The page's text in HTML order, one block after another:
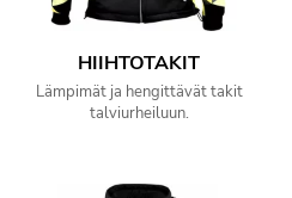
HIIHTOTAKIT
Lämpimät ja hengittävät takit
talviurheiluun.